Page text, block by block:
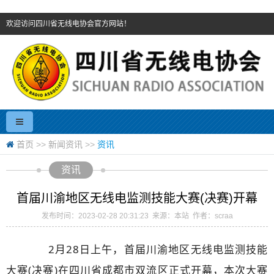
欢迎访问四川省无线电协会官方网站！
首页 >> 新闻资讯 >> 资讯
资讯
首届川渝地区无线电监测技能大赛(决赛)开幕
发布时间：2023-02-28 20:31:23 来源：本站 作者：scraa
2月28日上午，首届川渝地区无线电监测技能
大赛(决赛)在四川省成都市双流区正式开幕，本次大赛